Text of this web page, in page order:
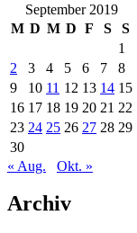
September 2019
M D M D F S
S
1
2
3 4 5 6 7
8
9
10 11 12 13 14 15
16 17 18 19 20 21 22
23 24 25 26 27 28 29
30
« Aug.
Okt. »
Archiv